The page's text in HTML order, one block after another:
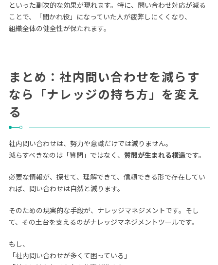
といった副次的な効果が現れます。特に、問い合わせ対応が減る
ことで、「聞かれ役」になっていた人が疲弊しにくくなり、
組織全体の健全性が保たれます。
まとめ：社内問い合わせを減らす
なら「ナレッジの持ち方」を変え
る
社内問い合わせは、努力や意識だけでは減りません。
減らすべきなのは「質問」ではなく、 質問が生まれる構造です。
必要な情報が、探せて、理解できて、信頼できる形で存在してい
れば、問い合わせは自然と減ります。
そのための現実的な手段が、ナレッジマネジメントです。そし
て、その土台を支えるのがナレッジマネジメントツールです。
もし、
「社内問い合わせが多くて困っている」